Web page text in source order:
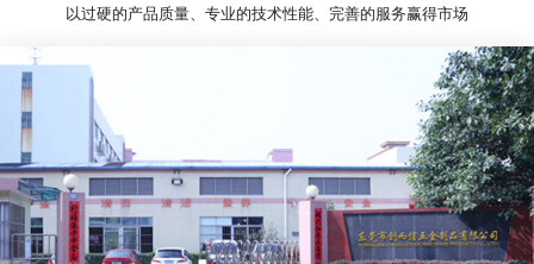
以过硬的产品质量、专业的技术性能、完善的服务赢得市场